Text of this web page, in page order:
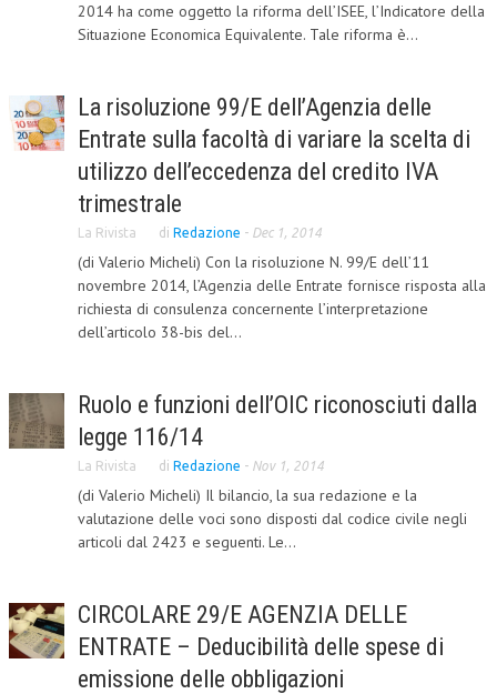
COMITATO EDITORIALE
CODICE ETICO
AUTORI
COLLABORA CON NOI
ECONOMIA
CORPORATE SOCIAL RESPONSIBILITY
ECONOMIA DELL’ARTE
RISORSE UMANE
MARKETING
TREASURY IN FINANCIAL SERVICES
SVILUPPO SOSTENIBILE
PERSONA E CITTÀ
2014 ha come oggetto la riforma dell’ISEE, l’Indicatore della
Situazione Economica Equivalente. Tale riforma è...
La risoluzione 99/E dell’Agenzia delle
Entrate sulla facoltà di variare la scelta di
utilizzo dell’eccedenza del credito IVA
trimestrale
La Rivista di Redazione - Dec 1, 2014
(di Valerio Micheli) Con la risoluzione N. 99/E dell’11
novembre 2014, l’Agenzia delle Entrate fornisce risposta alla
richiesta di consulenza concernente l’interpretazione
dell’articolo 38-bis del...
Ruolo e funzioni dell’OIC riconosciuti dalla
legge 116/14
La Rivista di Redazione - Nov 1, 2014
(di Valerio Micheli) Il bilancio, la sua redazione e la
valutazione delle voci sono disposti dal codice civile negli
articoli dal 2423 e seguenti. Le...
CIRCOLARE 29/E AGENZIA DELLE
ENTRATE – Deducibilità delle spese di
emissione delle obbligazioni